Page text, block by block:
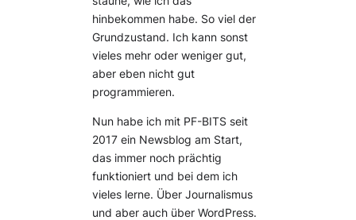
hinbekommen habe. So viel der
Grundzustand. Ich kann sonst
vieles mehr oder weniger gut,
aber eben nicht gut
programmieren.
Nun habe ich mit PF-BITS seit
2017 ein Newsblog am Start,
das immer noch prächtig
funktioniert und bei dem ich
vieles lerne. Über Journalismus
und aber auch über WordPress.